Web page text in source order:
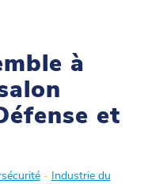
à
et
- Industrie du